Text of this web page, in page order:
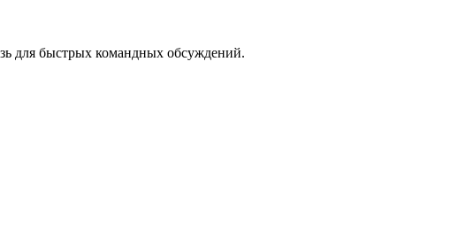
для быстрых командных обсуждений.